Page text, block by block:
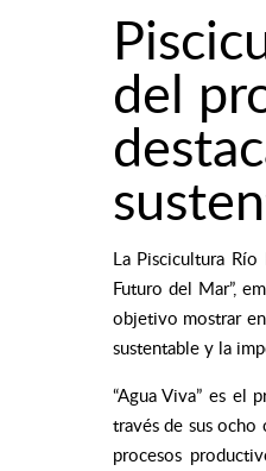
del
La Piscicultura
Futuro del Mar”,
objetivo mostrar
sustentable y la
“Agua Viva” es el
través de sus ocho
procesos